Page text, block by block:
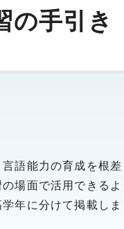
手引き
言語能力の育成を
場面で活用できる
年に分けて掲載しま